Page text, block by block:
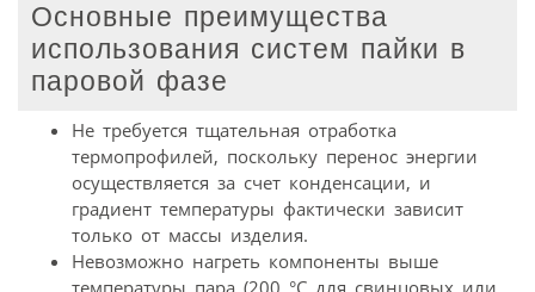
Основные преимущества
использования систем пайки в
паровой фазе
Не требуется тщательная отработка
термопрофилей, поскольку перенос энергии
осуществляется за счет конденсации, и
градиент температуры фактически зависит
только от массы изделия.
Невозможно нагреть компоненты выше
температуры пара (200 °С для свинцовых или